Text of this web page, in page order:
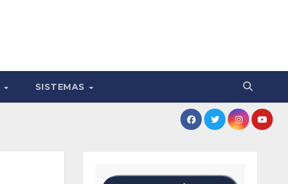
SISTEMAS